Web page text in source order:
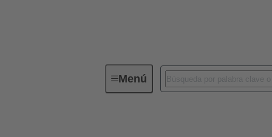
MenúHerramientas